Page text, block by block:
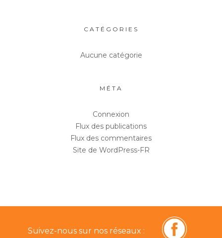
CATÉGORIES
Aucune catégorie
MÉTA
Connexion
Flux des publications
Flux des commentaires
Site de WordPress-FR
Suivez-nous sur nos réseaux :